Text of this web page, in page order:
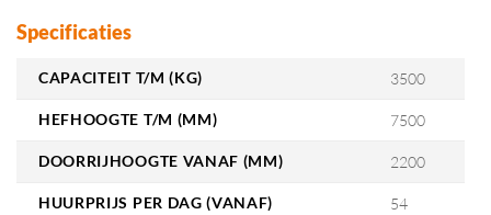
Specificaties
CAPACITEIT T/M (KG) 3500
HEFHOOGTE T/M (MM) 7500
DOORRIJHOOGTE VANAF (MM) 2200
HUURPRIJS PER DAG (VANAF) 54